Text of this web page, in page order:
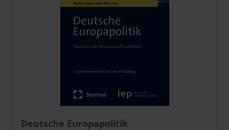
Deutsche Europapolitik
Der Preis dieses Titels richtet sich nach der